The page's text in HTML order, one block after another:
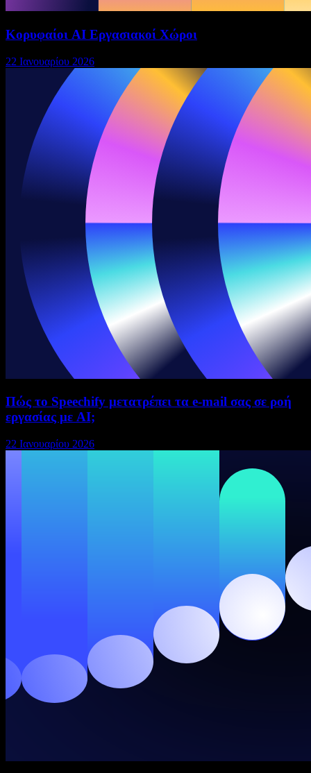
Κορυφαίοι AI Εργασιακοί Χώροι
22 Ιανουαρίου 2026
Πώς το Speechify μετατρέπει τα e-mail σας σε ροή
εργασίας με AI;
22 Ιανουαρίου 2026